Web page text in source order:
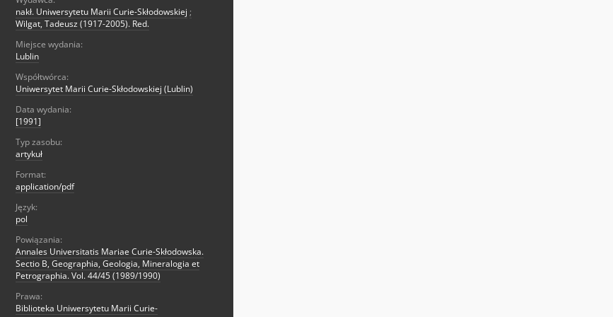
nakł. Uniwersytetu Marii Curie-Skłodowskiej ;
Wilgat, Tadeusz (1917-2005). Red.
Miejsce wydania:
Lublin
Współtwórca:
Uniwersytet Marii Curie-Skłodowskiej (Lublin)
Data wydania:
[1991]
Typ zasobu:
artykuł
Format:
application/pdf
Język:
pol
Powiązania:
Annales Universitatis Mariae Curie-Skłodowska.
Sectio B, Geographia, Geologia, Mineralogia et
Petrographia. Vol. 44/45 (1989/1990)
Prawa:
Biblioteka Uniwersytetu Marii Curie-